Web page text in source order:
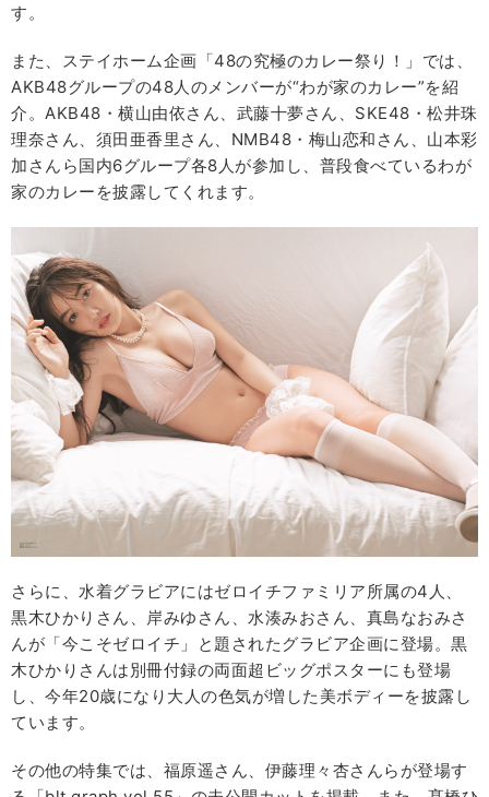
す。
また、ステイホーム企画「48の究極のカレー祭り！」では、
AKB48グループの48人のメンバーが“わが家のカレー”を紹
介。AKB48・横山由依さん、武藤十夢さん、SKE48・松井珠
理奈さん、須田亜香里さん、NMB48・梅山恋和さん、山本彩
加さんら国内6グループ各8人が参加し、普段食べているわが
家のカレーを披露してくれます。
さらに、水着グラビアにはゼロイチファミリア所属の4人、
黒木ひかりさん、岸みゆさん、水湊みおさん、真島なおみさ
んが「今こそゼロイチ」と題されたグラビア企画に登場。黒
木ひかりさんは別冊付録の両面超ビッグポスターにも登場
し、今年20歳になり大人の色気が増した美ボディーを披露し
ています。
その他の特集では、福原遥さん、伊藤理々杏さんらが登場す